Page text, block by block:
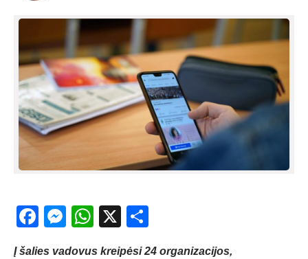
Facebook
Messenger
WhatsApp
X
Į šalies vadovus kreipėsi 24 organizacijos,